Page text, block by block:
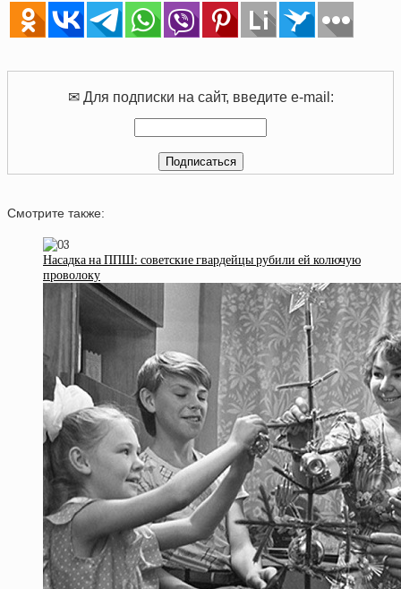
✉ Для подписки на сайт, введите e-mail:
Смотрите также:
Насадка на ППШ: советские гвардейцы рубили ей колючую
проволоку